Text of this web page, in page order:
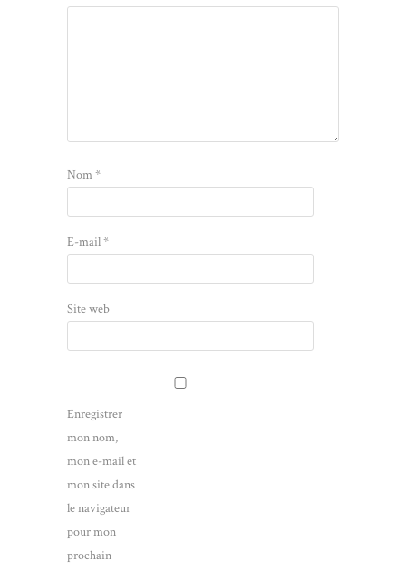
Nom*
E-mail*
Site web
Enregistrer
mon nom,
mon e-mail et
mon site dans
le navigateur
pour mon
prochain